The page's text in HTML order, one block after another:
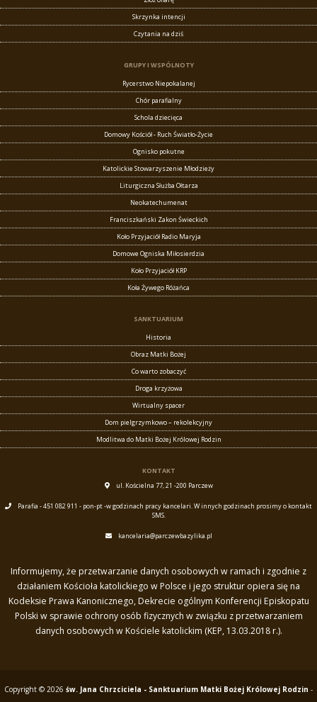
Skrzynka intencji
Czytania na dziś
GRUPY I WSPÓLNOTY
Rycerstwo Niepokalanej
Chór parafialny
Schola dziecięca
Domowy Kościół - Ruch Światło-Życie
Ognisko pokutne
Katolickie Stowarzyszenie Młodzieży
Liturgiczna Służba Ołtarza
Neokatechumenat
Franciszkański Zakon Świeckich
Koło Przyjaciół Radio Maryja
Domowe Ogniska Miłosierdzia
Koło Przyjaciół KRP
Koła Żywego Różańca
SANKTUARIUM
Historia
Obraz Matki Bożej
Co warto zobaczyć
Droga krzyżowa
Wirtualny spacer
Dom pielgrzymkowo – rekolekcyjny
Modlitwa do Matki Bożej Królowej Rodzin
KONTAKT
ul. Kościelna 77, 21 -200 Parczew
Parafia - 451 082 911 - pon-pt -w godzinach pracy kancelari. W innych godzinach prosimy o kontakt
SMS.
kancelaria@parczewbazylika.pl
Informujemy, że przetwarzanie danych osobowych w ramach i zgodnie z
działaniem Kościoła katolickiego w Polsce i jego struktur opiera się na
Kodeksie Prawa Kanonicznego, Dekrecie ogólnym Konferencji Episkopatu
Polski w sprawie ochrony osób fizycznych w związku z przetwarzaniem
danych osobowych w Kościele katolickim (KEP, 13.03.2018 r.).
Copyright © 2026 św. Jana Chrzciciela - Sanktuarium Matki Bożej Królowej Rodzin -